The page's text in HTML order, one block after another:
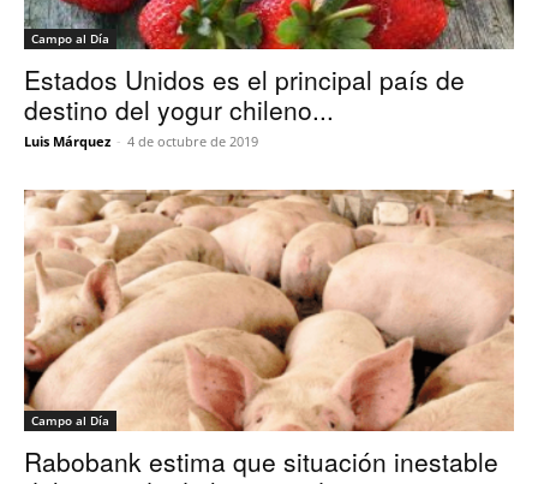
Campo al Día
Estados Unidos es el principal país de
destino del yogur chileno...
Luis Márquez - 4 de octubre de 2019
Campo al Día
Rabobank estima que situación inestable